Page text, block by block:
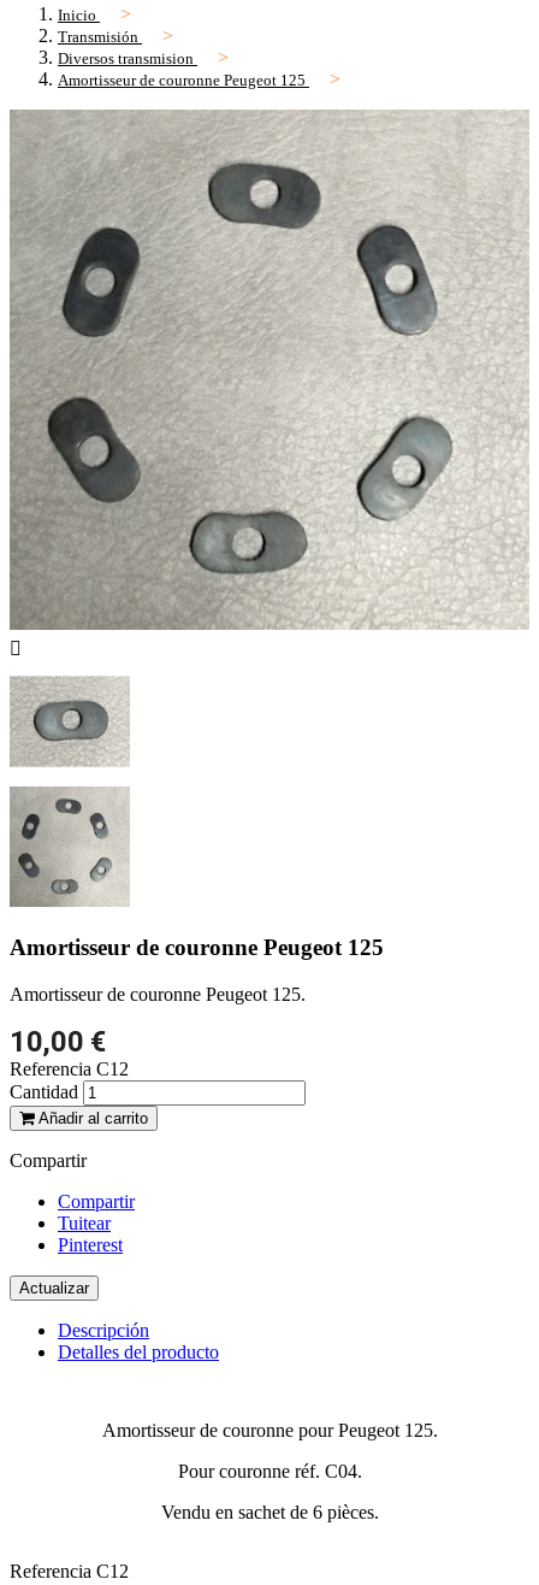
Inicio
Transmisión
Diversos transmision
Amortisseur de couronne Peugeot 125

Amortisseur de couronne Peugeot 125
Amortisseur de couronne Peugeot 125.
10,00 €
Referencia C12
Cantidad
Añadir al carrito
Compartir
Compartir
Tuitear
Pinterest
Descripción
Detalles del producto
Amortisseur de couronne pour Peugeot 125.
Pour couronne réf. C04.
Vendu en sachet de 6 pièces.
Referencia C12